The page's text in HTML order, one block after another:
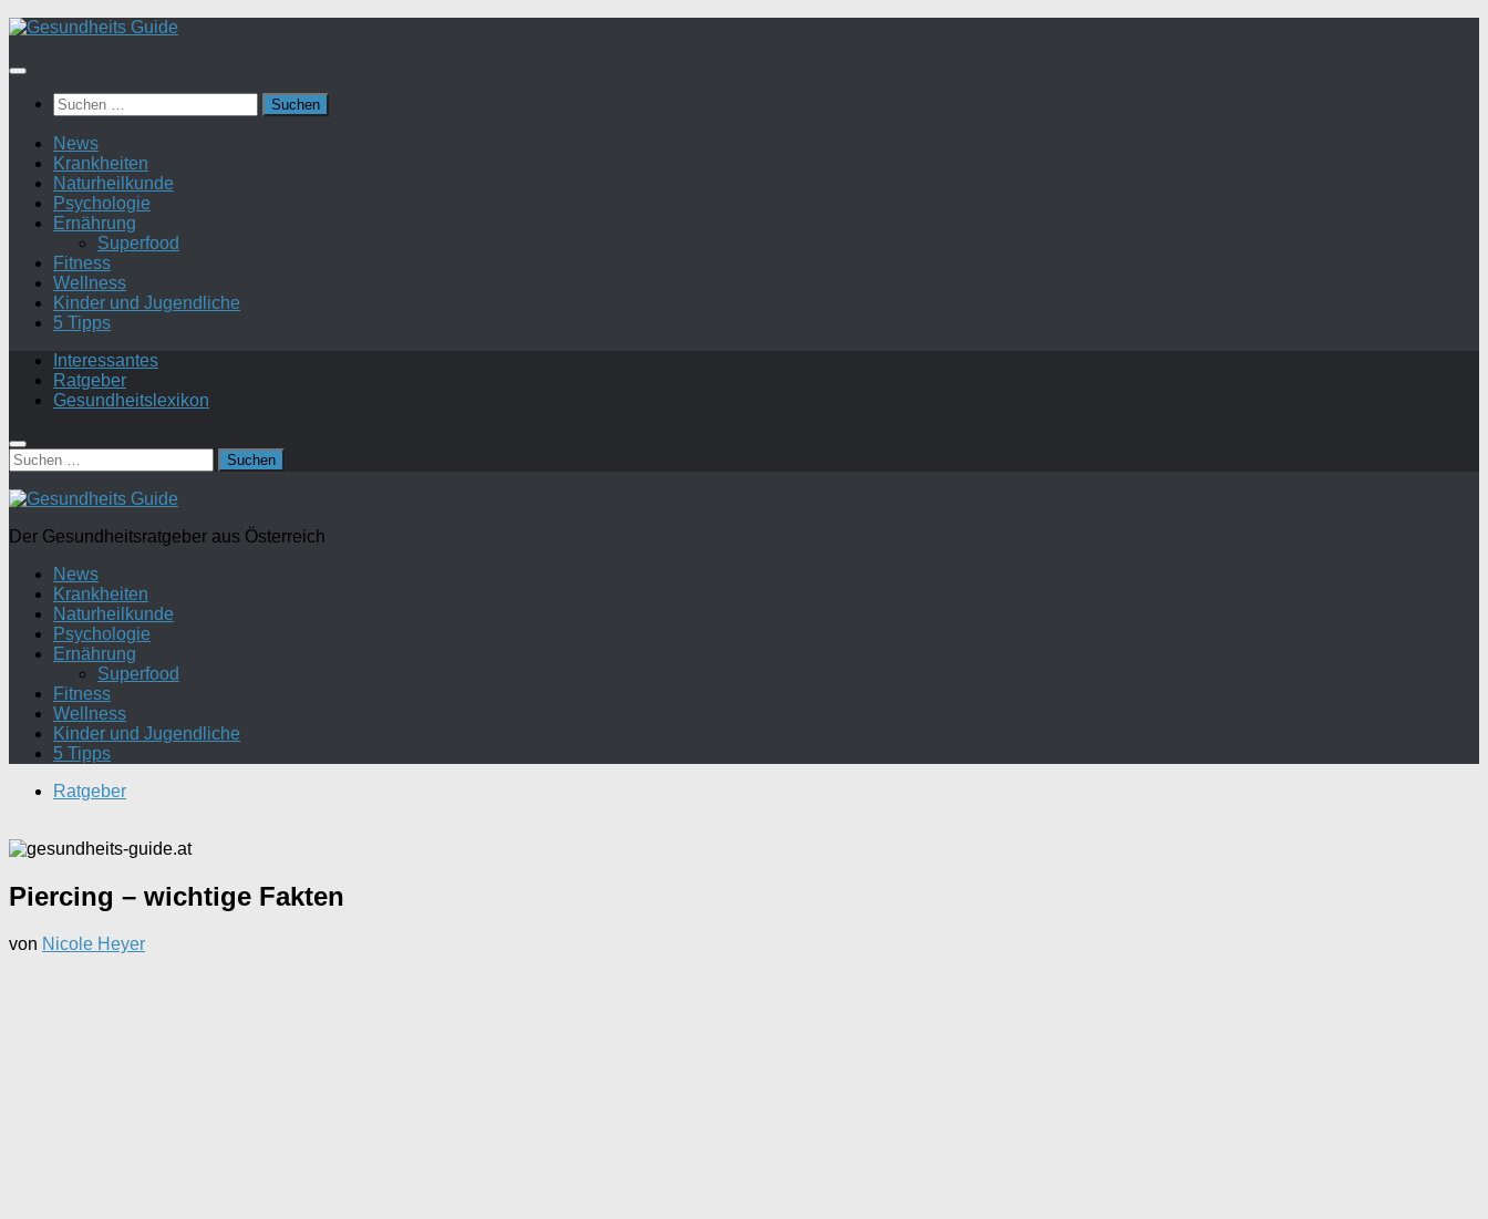
Suchen
nach:
News
Krankheiten
Naturheilkunde
Psychologie
Ernährung
Superfood
Fitness
Wellness
Kinder und Jugendliche
5 Tipps
Interessantes
Ratgeber
Gesundheitslexikon
Suchen
nach:
Der Gesundheitsratgeber aus Österreich
News
Krankheiten
Naturheilkunde
Psychologie
Ernährung
Superfood
Fitness
Wellness
Kinder und Jugendliche
5 Tipps
Ratgeber
Piercing – wichtige Fakten
von Nicole Heyer